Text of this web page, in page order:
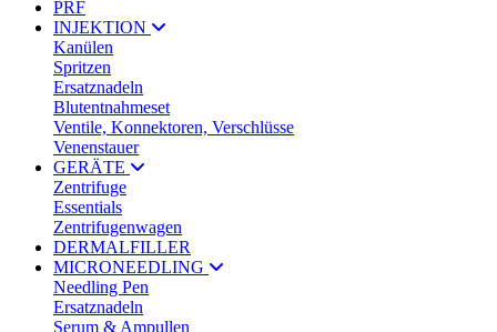
PRF
INJEKTION
Kanülen
Spritzen
Ersatznadeln
Blutentnahmeset
Ventile, Konnektoren, Verschlüsse
Venenstauer
GERÄTE
Zentrifuge
Essentials
Zentrifugenwagen
DERMALFILLER
MICRONEEDLING
Needling Pen
Ersatznadeln
Serum & Ampullen